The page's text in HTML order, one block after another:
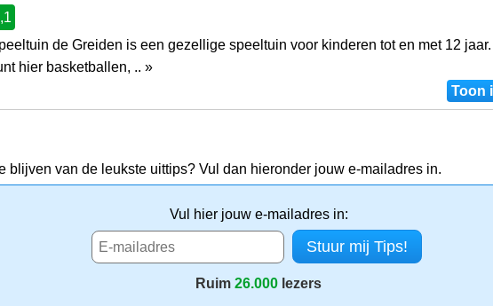
de Greiden is een gezellige speeltuin voor kinderen tot en met 12
hier basketballen, .. »
Toon
blijven van de leukste uittips? Vul dan hieronder jouw e-mailadres in.
Vul hier jouw e-mailadres in:
Ruim 26.000 lezers